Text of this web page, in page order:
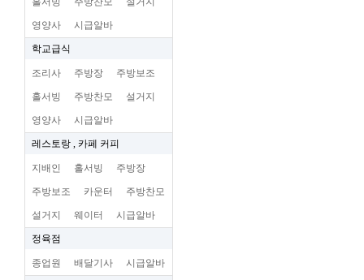
영양사 시급알바
학교급식
조리사 주방장 주방보조
홀서빙 주방찬모 설거지
영양사 시급알바
레스토랑 , 카페 커피
지배인 홀서빙 주방장
주방보조 카운터 주방찬모
설거지 웨이터 시급알바
정육점
종업원 배달기사 시급알바